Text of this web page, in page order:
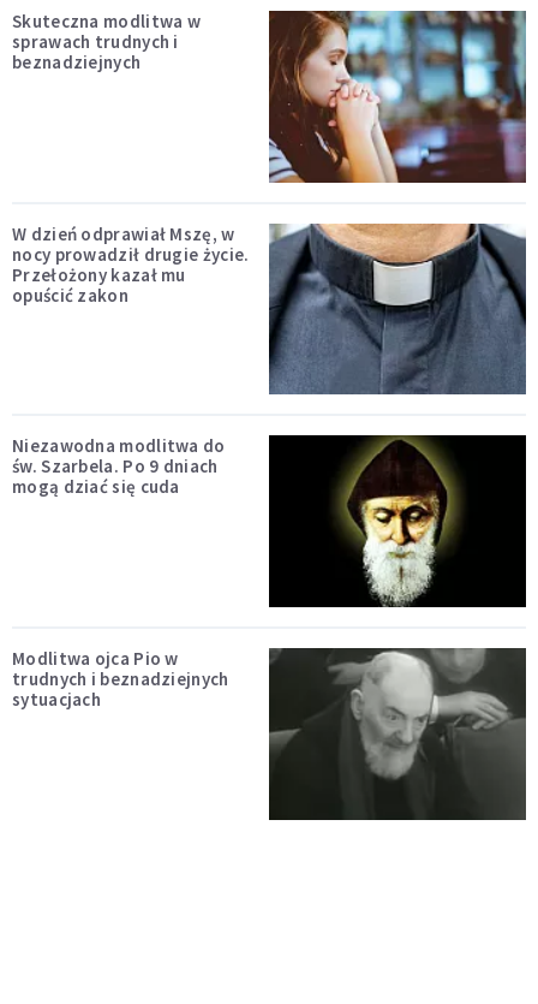
Skuteczna modlitwa w
sprawach trudnych i
beznadziejnych
W dzień odprawiał Mszę, w
nocy prowadził drugie życie.
Przełożony kazał mu
opuścić zakon
Niezawodna modlitwa do
św. Szarbela. Po 9 dniach
mogą dziać się cuda
Modlitwa ojca Pio w
trudnych i beznadziejnych
sytuacjach